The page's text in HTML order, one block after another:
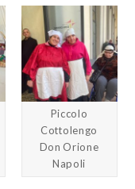
Piccolo
Cottolengo
Don Orione
Napoli